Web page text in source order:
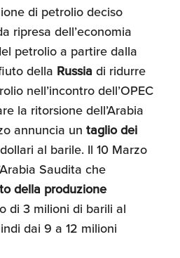
al Mercato
Uniti
Mercato
Permessi
di petrolio deciso
ripresa dell’economia
petrolio a partire dalla
della Russia di ridurre
nell’incontro dell’OPEC
la ritorsione dell’Arabia
annuncia un taglio dei
al barile. Il 10 Marzo
Saudita che
della produzione
di 3 milioni di barili al
dai 9 a 12 milioni